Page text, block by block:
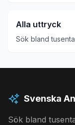
Alla uttryck
Sök bland
Svenska
Sök bland